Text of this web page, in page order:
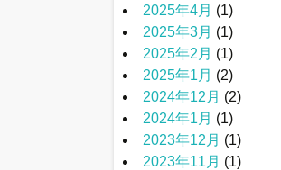
2025年4月 (1)
2025年3月 (1)
2025年2月 (1)
2025年1月 (2)
2024年12月 (2)
2024年1月 (1)
2023年12月 (1)
2023年11月 (1)